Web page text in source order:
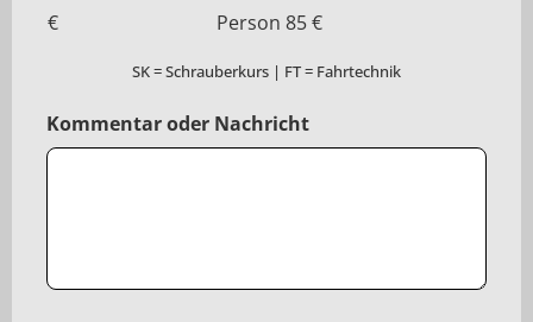
€
Person 85 €
SK = Schrauberkurs | FT = Fahrtechnik
Kommentar oder Nachricht